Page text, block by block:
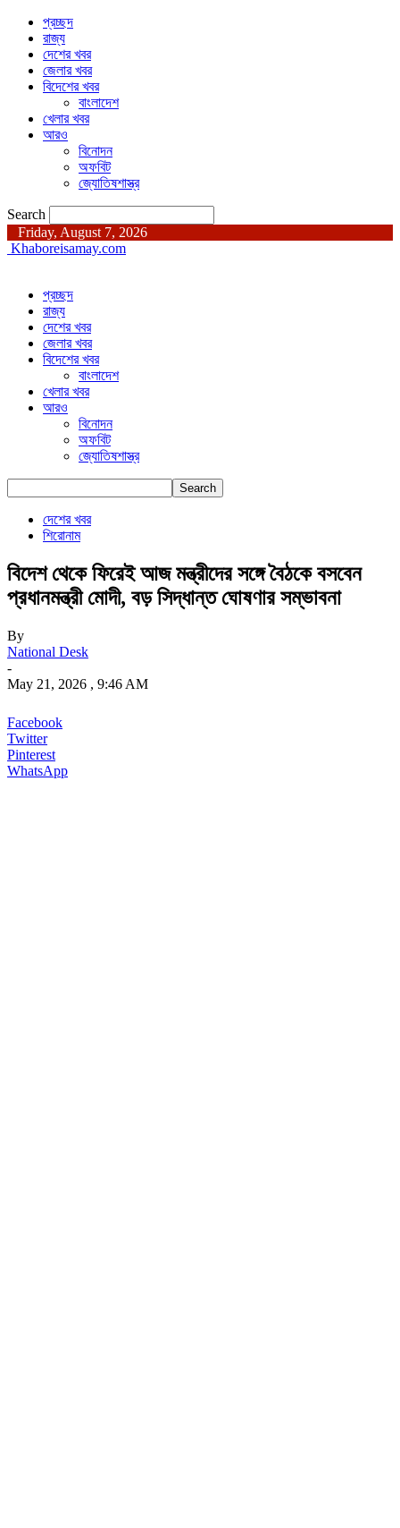
প্রচ্ছদ
রাজ্য
দেশের খবর
জেলার খবর
বিদেশের খবর
বাংলাদেশ
খেলার খবর
আরও
বিনোদন
অফবিট
জ্যোতিষশাস্ত্র
Search
Friday, August 7, 2026
Khaboreisamay.com
প্রচ্ছদ
রাজ্য
দেশের খবর
জেলার খবর
বিদেশের খবর
বাংলাদেশ
খেলার খবর
আরও
বিনোদন
অফবিট
জ্যোতিষশাস্ত্র
দেশের খবর
শিরোনাম
বিদেশ থেকে ফিরেই আজ মন্ত্রীদের সঙ্গে বৈঠকে বসবেন
প্রধানমন্ত্রী মোদী, বড় সিদ্ধান্ত ঘোষণার সম্ভাবনা
By
National Desk
-
May 21, 2026 , 9:46 AM
Facebook
Twitter
Pinterest
WhatsApp